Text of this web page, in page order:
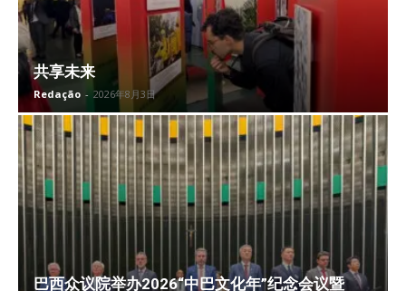
共享未来
Redação - 2026年8月3日
巴西众议院举办2026“中巴文化年”纪念会议暨